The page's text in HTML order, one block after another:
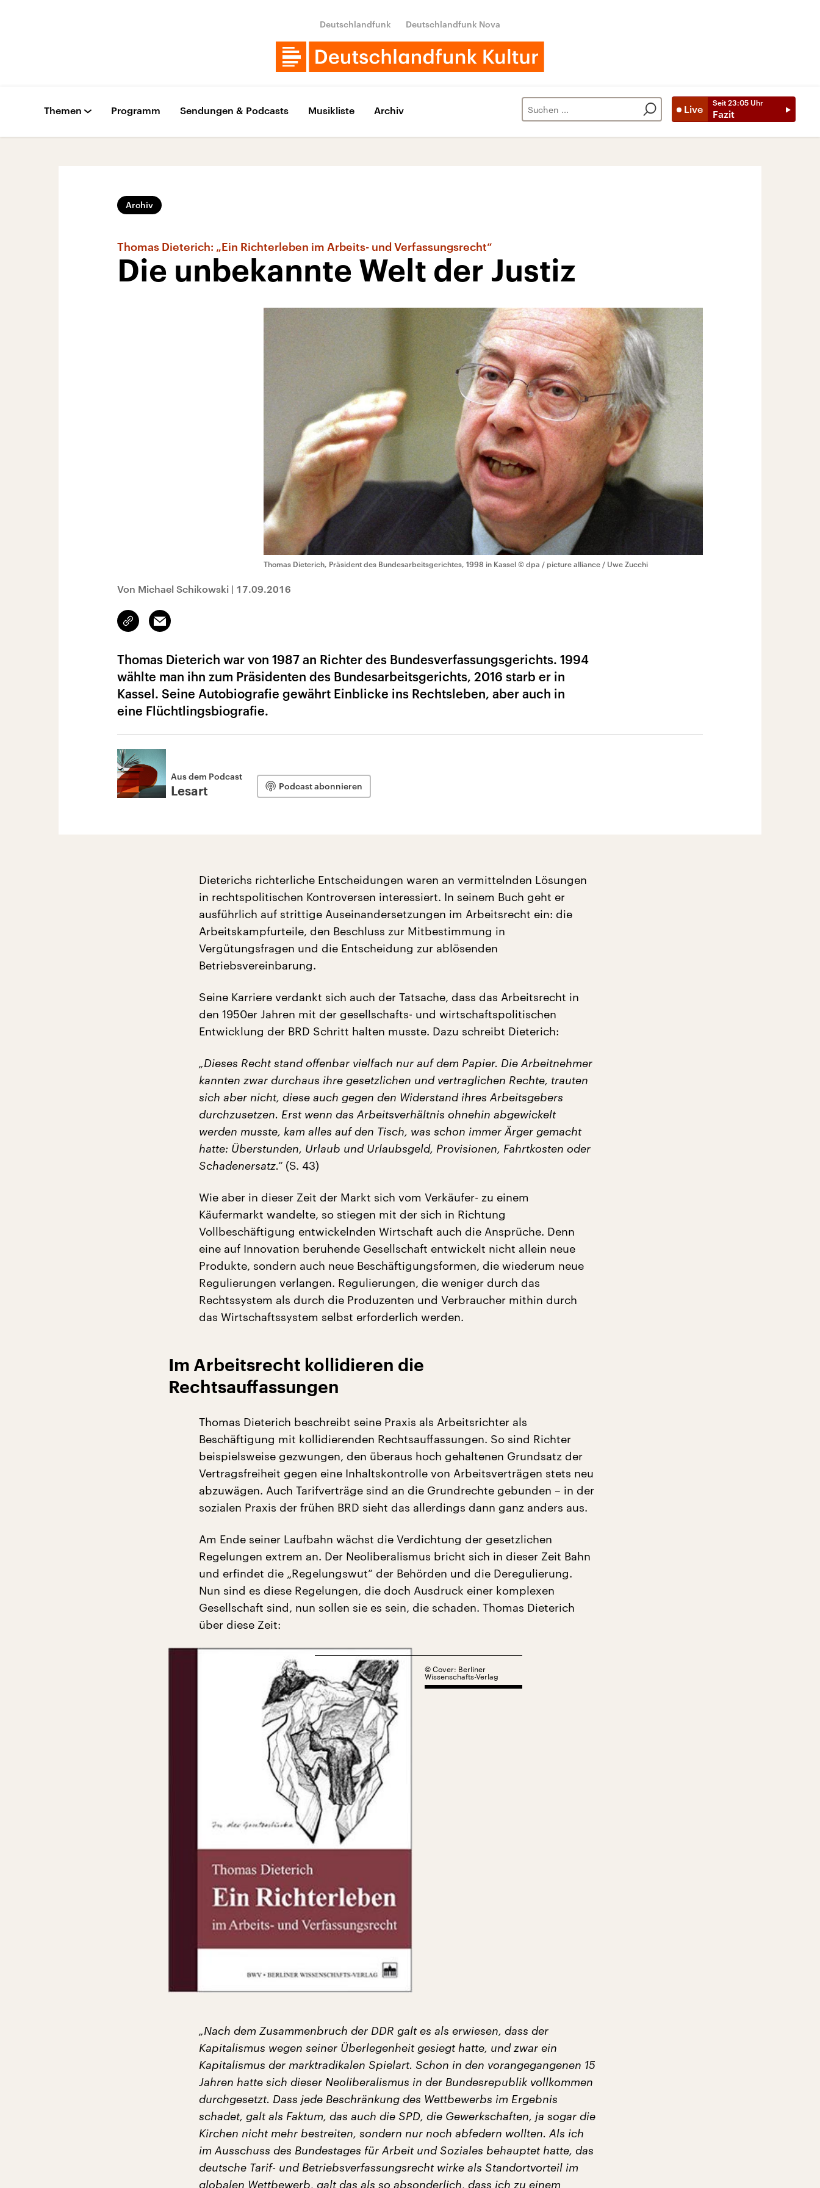
Deutschlandfunk Deutschlandfunk Nova
Live
Seit 23:05 Uhr
Fazit
Themen Programm Sendungen & Podcasts Musikliste Archiv
Archiv
Thomas Dieterich: „Ein Richterleben im Arbeits- und Verfassungsrecht“
Die unbekannte Welt der Justiz
Thomas Dieterich, Präsident des Bundesarbeitsgerichtes, 1998 in Kassel © dpa / picture alliance / Uwe Zucchi
Von Michael Schikowski | 17.09.2016
Link
kopieren/teilen
Email
Thomas Dieterich war von 1987 an Richter des Bundesverfassungsgerichts. 1994
wählte man ihn zum Präsidenten des Bundesarbeitsgerichts, 2016 starb er in
Kassel. Seine Autobiografie gewährt Einblicke ins Rechtsleben, aber auch in
eine Flüchtlingsbiografie.
Aus dem Podcast
Lesart Podcast abonnieren
Dieterichs richterliche Entscheidungen waren an vermittelnden Lösungen
in rechtspolitischen Kontroversen interessiert. In seinem Buch geht er
ausführlich auf strittige Auseinandersetzungen im Arbeitsrecht ein: die
Arbeitskampfurteile, den Beschluss zur Mitbestimmung in
Vergütungsfragen und die Entscheidung zur ablösenden
Betriebsvereinbarung.
Seine Karriere verdankt sich auch der Tatsache, dass das Arbeitsrecht in
den 1950er Jahren mit der gesellschafts- und wirtschaftspolitischen
Entwicklung der BRD Schritt halten musste. Dazu schreibt Dieterich:
„Dieses Recht stand offenbar vielfach nur auf dem Papier. Die Arbeitnehmer
kannten zwar durchaus ihre gesetzlichen und vertraglichen Rechte, trauten
sich aber nicht, diese auch gegen den Widerstand ihres Arbeitsgebers
durchzusetzen. Erst wenn das Arbeitsverhältnis ohnehin abgewickelt
werden musste, kam alles auf den Tisch, was schon immer Ärger gemacht
hatte: Überstunden, Urlaub und Urlaubsgeld, Provisionen, Fahrtkosten oder
Schadenersatz.“ (S. 43)
Wie aber in dieser Zeit der Markt sich vom Verkäufer- zu einem
Käufermarkt wandelte, so stiegen mit der sich in Richtung
Vollbeschäftigung entwickelnden Wirtschaft auch die Ansprüche. Denn
eine auf Innovation beruhende Gesellschaft entwickelt nicht allein neue
Produkte, sondern auch neue Beschäftigungsformen, die wiederum neue
Regulierungen verlangen. Regulierungen, die weniger durch das
Rechtssystem als durch die Produzenten und Verbraucher mithin durch
das Wirtschaftssystem selbst erforderlich werden.
Im Arbeitsrecht kollidieren die
Rechtsauffassungen
Thomas Dieterich beschreibt seine Praxis als Arbeitsrichter als
Beschäftigung mit kollidierenden Rechtsauffassungen. So sind Richter
beispielsweise gezwungen, den überaus hoch gehaltenen Grundsatz der
Vertragsfreiheit gegen eine Inhaltskontrolle von Arbeitsverträgen stets neu
abzuwägen. Auch Tarifverträge sind an die Grundrechte gebunden – in der
sozialen Praxis der frühen BRD sieht das allerdings dann ganz anders aus.
Am Ende seiner Laufbahn wächst die Verdichtung der gesetzlichen
Regelungen extrem an. Der Neoliberalismus bricht sich in dieser Zeit Bahn
und erfindet die „Regelungswut“ der Behörden und die Deregulierung.
Nun sind es diese Regelungen, die doch Ausdruck einer komplexen
Gesellschaft sind, nun sollen sie es sein, die schaden. Thomas Dieterich
über diese Zeit:
© Cover: Berliner
Wissenschafts-Verlag
„Nach dem Zusammenbruch der DDR galt es als erwiesen, dass der
Kapitalismus wegen seiner Überlegenheit gesiegt hatte, und zwar ein
Kapitalismus der marktradikalen Spielart. Schon in den vorangegangenen 15
Jahren hatte sich dieser Neoliberalismus in der Bundesrepublik vollkommen
durchgesetzt. Dass jede Beschränkung des Wettbewerbs im Ergebnis
schadet, galt als Faktum, das auch die SPD, die Gewerkschaften, ja sogar die
Kirchen nicht mehr bestreiten, sondern nur noch abfedern wollten. Als ich
im Ausschuss des Bundestages für Arbeit und Soziales behauptet hatte, das
deutsche Tarif- und Betriebsverfassungsrecht wirke als Standortvorteil im
globalen Wettbewerb, galt das als so absonderlich, dass ich zu einem